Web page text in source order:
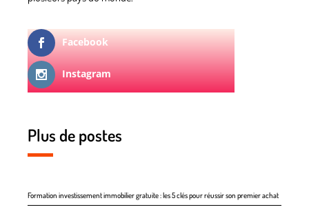
Facebook
Instagram
Plus de postes
Formation investissement immobilier gratuite : les 5 clés pour réussir son premier achat